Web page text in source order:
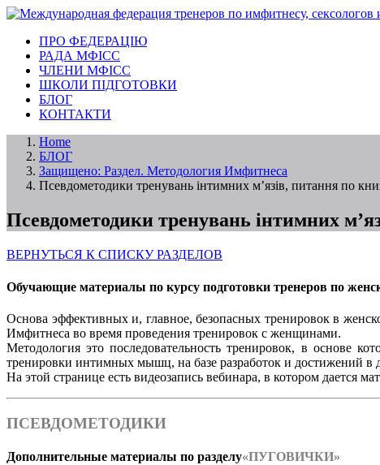
ПРО ФЕДЕРАЦІЮ
РАДА МФІСС
ЧЛЕНИ МФІСС
ШКОЛИ ПІДГОТОВКИ
БЛОГ
КОНТАКТИ
Home
БЛОГ
Защищено: Раздел. Методология Имфитнеса
Псевдометодики тренувань інтимних м’язів, питання по
Псевдометодики тренувань інтимних
ВЕРНУТЬСЯ К СПИСКУ РАЗДЕЛОВ
Обучающие материалы по курсу подготовки тренеров по
Основа эффективных и, главное, безопасных тренировок в
Имфитнеса во время проведения тренировок с женщинами.
Методология это последовательность тренировок, в основе
тренировки интимных мышц, на базе разработок и достижений
На этой странице есть видеозапись вебинара, в котором дается
ПСЕВДОМЕТОДИКИ
Дополнительные материалы по разделу«ПУГОВИЧКИ»